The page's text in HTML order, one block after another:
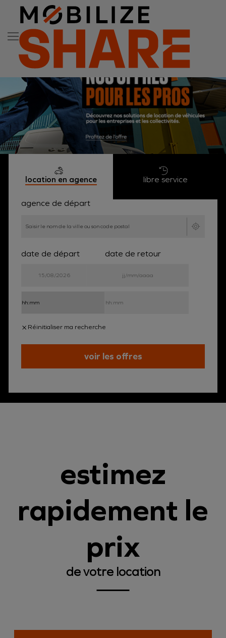
location en agence libre service
agence de départ
date de départ date de retour
Réinitialiser ma recherche
voir les offres
estimez
rapidement le
prix
de votre location